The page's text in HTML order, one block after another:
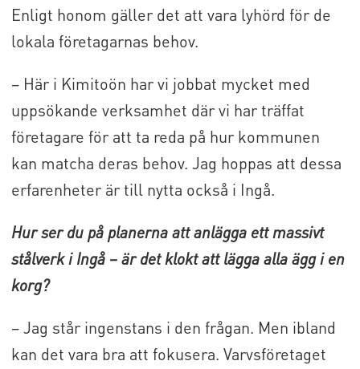
Enligt honom gäller det att vara lyhörd för de
lokala företagarnas behov.
– Här i Kimitoön har vi jobbat mycket med
uppsökande verksamhet där vi har träffat
företagare för att ta reda på hur kommunen
kan matcha deras behov. Jag hoppas att dessa
erfarenheter är till nytta också i Ingå.
Hur ser du på planerna att anlägga ett massivt
stålverk i Ingå – är det klokt att lägga alla ägg i en
korg?
– Jag står ingenstans i den frågan. Men ibland
kan det vara bra att fokusera. Varvsföretaget